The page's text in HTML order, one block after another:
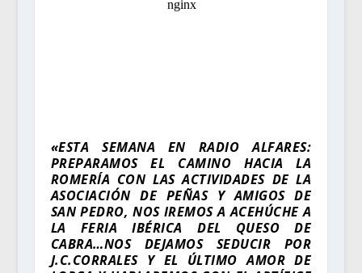
«ESTA SEMANA EN RADIO ALFARES:
PREPARAMOS EL CAMINO HACIA LA
ROMERÍA CON LAS ACTIVIDADES DE LA
ASOCIACIÓN DE PEÑAS Y AMIGOS DE
SAN PEDRO, NOS IREMOS A ACEHÚCHE A
LA FERIA IBÉRICA DEL QUESO DE
CABRA…NOS DEJAMOS SEDUCIR POR
J.C.CORRALES Y EL ÚLTIMO AMOR DE